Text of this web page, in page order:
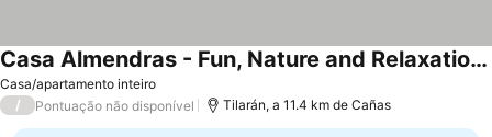
Casa/apartamento inteiro
Casa Almendras - Fun, Nature and Relaxation for the Whole Family
/ Pontuação não disponível Tilarán, a 11.4 km de Cañas